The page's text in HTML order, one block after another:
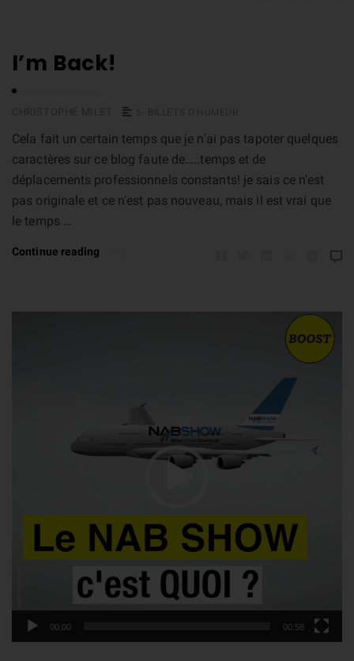
I’m Back!
Cela fait un certain temps que je n'ai pas tapoter quelques
caractères sur ce blog faute de…..temps et de
déplacements professionnels constants! je sais ce n'est
pas originale et ce n'est pas nouveau, mais il est vrai que
le temps …
Continue reading
00:00 00:58